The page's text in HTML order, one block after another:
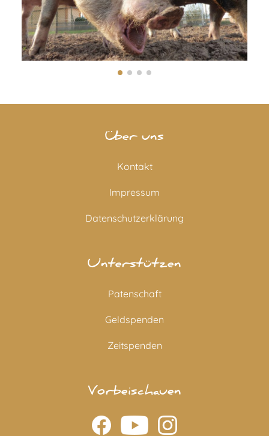
Über uns
Kontakt
Impressum
Datenschutzerklärung
Unterstützen
Patenschaft
Geldspenden
Zeitspenden
Vorbeischauen